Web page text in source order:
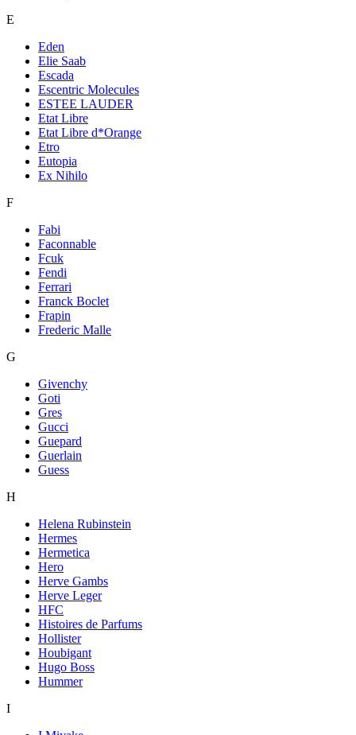
E
Eden
Elie Saab
Escada
Escentric Molecules
ESTEE LAUDER
Etat Libre
Etat Libre d*Orange
Etro
Eutopia
Ex Nihilo
F
Fabi
Faconnable
Fcuk
Fendi
Ferrari
Franck Boclet
Frapin
Frederic Malle
G
Givenchy
Goti
Gres
Gucci
Guepard
Guerlain
Guess
H
Helena Rubinstein
Hermes
Hermetica
Hero
Herve Gambs
Herve Leger
HFC
Histoires de Parfums
Hollister
Houbigant
Hugo Boss
Hummer
I